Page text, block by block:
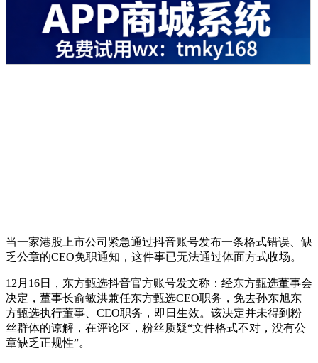
当一家港股上市公司紧急通过抖音账号发布一条格式错误、缺
乏公章的CEO免职通知，这件事已无法通过体面方式收场。
12月16日，东方甄选抖音官方账号发文称：经东方甄选董事会
决定，董事长俞敏洪兼任东方甄选CEO职务，免去孙东旭东
方甄选执行董事、CEO职务，即日生效。该决定并未得到粉
丝群体的谅解，在评论区，粉丝质疑“文件格式不对，没有公
章缺乏正规性”。